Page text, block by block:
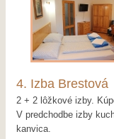
4. Izba Brestová
2 + 2 lôžkové izby.
V predchodbe izby
kanvica.